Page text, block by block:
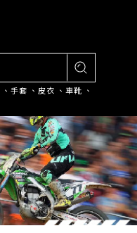
、手套 、 皮衣 、車靴 、